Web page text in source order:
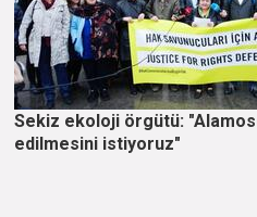
Sekiz ekoloji örgütü:
edilmesini istiyoruz"